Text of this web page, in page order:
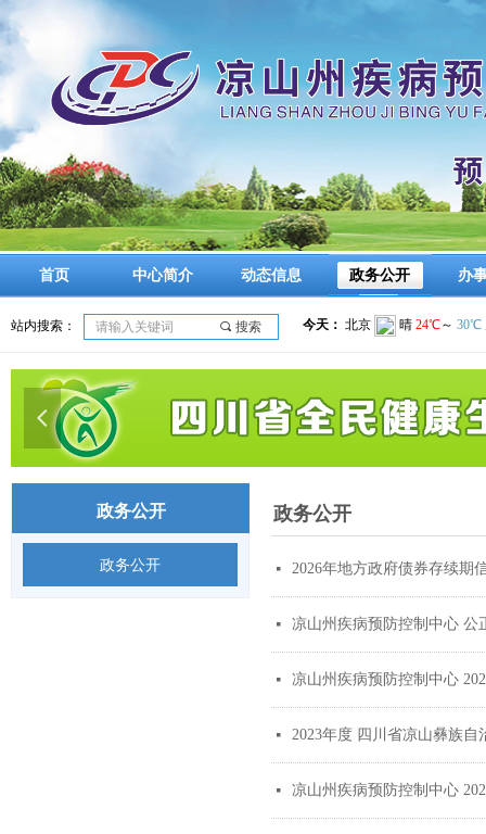
首页 中心简介 动态信息 政务公开 办
끠 搜索
站内搜索：
넳
政务公开
政务公开
政务公开
넷 2026年地方政府债券存续期
넷 凉山州疾病预防控制中心 公
넷 凉山州疾病预防控制中心
넷 2023年度 四川省凉山彝族
넷 凉山州疾病预防控制中心